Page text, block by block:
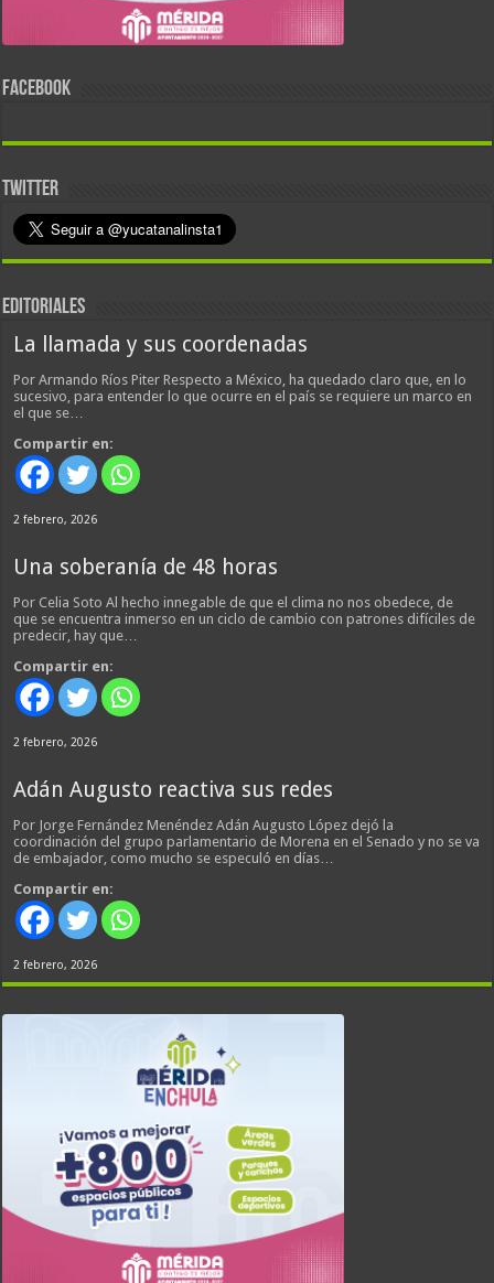
FACEBOOK
TWITTER
EDITORIALES
La llamada y sus coordenadas
Por Armando Ríos Piter Respecto a México, ha quedado claro que, en lo
sucesivo, para entender lo que ocurre en el país se requiere un marco en
el que se…
Compartir en:
2 febrero, 2026
Una soberanía de 48 horas
Por Celia Soto Al hecho innegable de que el clima no nos obedece, de
que se encuentra inmerso en un ciclo de cambio con patrones difíciles de
predecir, hay que…
Compartir en:
2 febrero, 2026
Adán Augusto reactiva sus redes
Por Jorge Fernández Menéndez Adán Augusto López dejó la
coordinación del grupo parlamentario de Morena en el Senado y no se va
de embajador, como mucho se especuló en días…
Compartir en:
2 febrero, 2026